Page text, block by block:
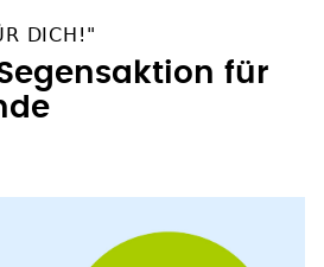
DICH!"
für